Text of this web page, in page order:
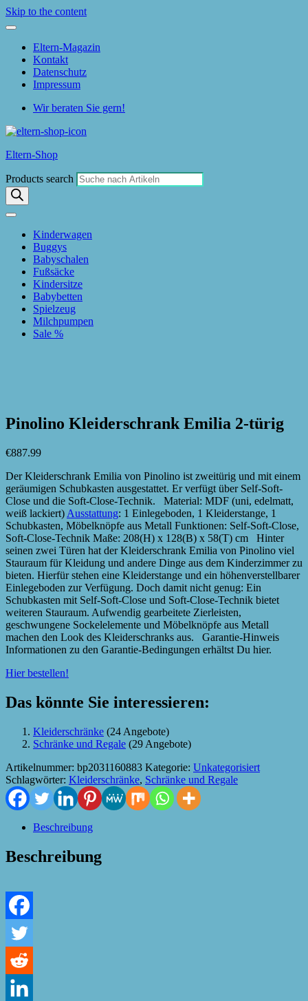
Skip to the content
Eltern-Magazin
Kontakt
Datenschutz
Impressum
Wir beraten Sie gern!
Eltern-Shop
Products search
Kinderwagen
Buggys
Babyschalen
Fußsäcke
Kindersitze
Babybetten
Spielzeug
Milchpumpen
Sale %
Pinolino Kleiderschrank Emilia 2-türig
€887.99
Der Kleiderschrank Emilia von Pinolino ist zweitürig und mit einem
geräumigen Schubkasten ausgestattet. Er verfügt über Self-Soft-
Close und die Soft-Close-Technik. Material: MDF (uni, edelmatt,
weiß lackiert) Ausstattung: 1 Einlegeboden, 1 Kleiderstange, 1
Schubkasten, Möbelknöpfe aus Metall Funktionen: Self-Soft-Close,
Soft-Close-Technik Maße: 208(H) x 128(B) x 58(T) cm Hinter
seinen zwei Türen hat der Kleiderschrank Emilia von Pinolino viel
Stauraum für Kleidung und andere Dinge aus dem Kinderzimmer zu
bieten. Hierfür stehen eine Kleiderstange und ein höhenverstellbarer
Einlegeboden zur Verfügung. Doch damit nicht genug: Ein
Schubkasten mit Self-Soft-Close und Soft-Close-Technik bietet
weiteren Stauraum. Aufwendig gearbeitete Zierleisten,
geschwungene Sockelelemente und Möbelknöpfe aus Metall
machen den Look des Kleiderschranks aus. Garantie-Hinweis
Informationen zu den Garantie-Bedingungen erhältst Du hier.
Hier bestellen!
Das könnte Sie interessieren:
Kleiderschränke (24 Angebote)
Schränke und Regale (29 Angebote)
Artikelnummer: bp2031160883 Kategorie: Unkategorisiert
Schlagwörter: Kleiderschränke, Schränke und Regale
Beschreibung
Beschreibung